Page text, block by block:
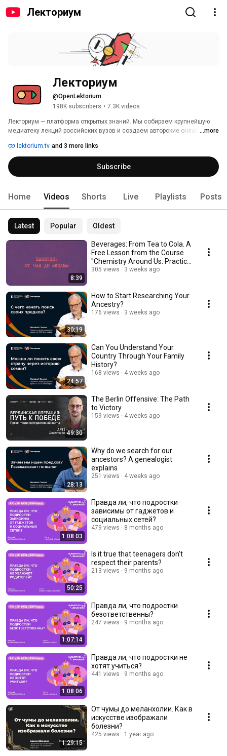
Лекториум
Лекториум
@OpenLektorium
198K subscribers • 7.3K videos
Лекториум — платформа открытых знаний. Мы собираем крупнейшую
медиатеку лекций российских вузов и создаем авторские онлайн-
занимайтесь с лучшими преподавателями!
...more
lektorium.tv and 3 more links
Subscribe
Home Videos Shorts Live Playlists Posts
Latest Popular Oldest
8:39
Beverages: From Tea to Cola. A
Free Lesson from the Course
"Chemistry Around Us: Practice
and Exp...
305 views 3 weeks ago
30:19
How to Start Researching Your
Ancestry?
176 views 3 weeks ago
24:57
Can You Understand Your
Country Through Your Family
History?
168 views 4 weeks ago
49:30
The Berlin Offensive: The Path
to Victory
159 views 4 weeks ago
28:13
Why do we search for our
ancestors? A genealogist
explains
251 views 4 weeks ago
1:08:03
Правда ли, что подростки
зависимы от гаджетов и
социальных сетей?
479 views 8 months ago
50:25
Is it true that teenagers don't
respect their parents?
213 views 9 months ago
1:07:14
Правда ли, что подростки
безответственны?
247 views 9 months ago
1:08:06
Правда ли, что подростки не
хотят учиться?
441 views 9 months ago
1:29:15
От чумы до меланхолии. Как в
искусстве изображали
болезни?
425 views 1 year ago